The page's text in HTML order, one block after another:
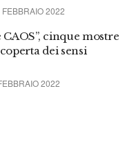
2022
cinque mostre
dei sensi
2022